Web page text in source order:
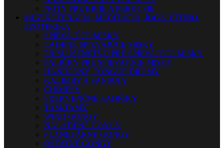
NOTY PRE BICIE A PERKUSIE
MUZIKOTERAPIA, MEDITÁCIA, JOGA, ETHNO,
EZOTERIKA
SPIEVAJÚCE MISKY
LADENÉ SPIEVAJÚCE MISKY
PRISLUŠENSTVO PRE SPIEVAJÚCE MISKY
PALIČKY PRE SPIEVAJÚCE MISKY
HANDPANY, TONGUE DRUMY
KALIMBY A SANSULY
CHIMESY
FREKVENČNÉ LADIČKY
TAM-TAMY
WIND GONGY
NALADENÉ GONGY
PLANETÁRNE GONGY
OSTATNÉ GONGY